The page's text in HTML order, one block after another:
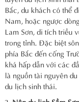
Bắc, du khách có thể
Nam, hoặc ngược
Lam Sơn, di tích triều
trong tỉnh. Đặc biệt
phía Bắc đến cống
khá hấp dẫn với các
là nguồn tài nguyên
du lịch sinh thái.